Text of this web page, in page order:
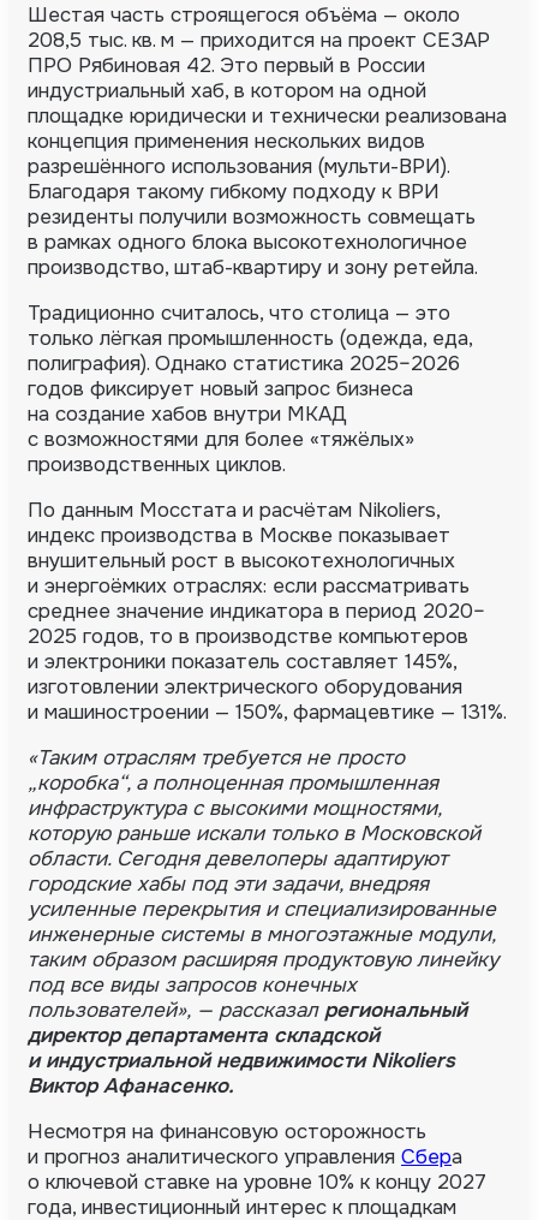
Шестая часть строящегося объёма — около
208,5 тыс. кв. м — приходится на проект СЕЗАР
ПРО Рябиновая 42. Это первый в России
индустриальный хаб, в котором на одной
площадке юридически и технически реализована
концепция применения нескольких видов
разрешённого использования (мульти-ВРИ).
Благодаря такому гибкому подходу к ВРИ
резиденты получили возможность совмещать
в рамках одного блока высокотехнологичное
производство, штаб-квартиру и зону ретейла.
Традиционно считалось, что столица — это
только лёгкая промышленность (одежда, еда,
полиграфия). Однако статистика 2025–2026
годов фиксирует новый запрос бизнеса
на создание хабов внутри МКАД
с возможностями для более «тяжёлых»
производственных циклов.
По данным Мосстата и расчётам Nikoliers,
индекс производства в Москве показывает
внушительный рост в высокотехнологичных
и энергоёмких отраслях: если рассматривать
среднее значение индикатора в период 2020–
2025 годов, то в производстве компьютеров
и электроники показатель составляет 145%,
изготовлении электрического оборудования
и машиностроении — 150%, фармацевтике — 131%.
«Таким отраслям требуется не просто
„коробка“, а полноценная промышленная
инфраструктура с высокими мощностями,
которую раньше искали только в Московской
области. Сегодня девелоперы адаптируют
городские хабы под эти задачи, внедряя
усиленные перекрытия и специализированные
инженерные системы в многоэтажные модули,
таким образом расширяя продуктовую линейку
под все виды запросов конечных
пользователей», — рассказал региональный
директор департамента складской
и индустриальной недвижимости Nikoliers
Виктор Афанасенко.
Несмотря на финансовую осторожность
и прогноз аналитического управления Сбера
о ключевой ставке на уровне 10% к концу 2027
года, инвестиционный интерес к площадкам